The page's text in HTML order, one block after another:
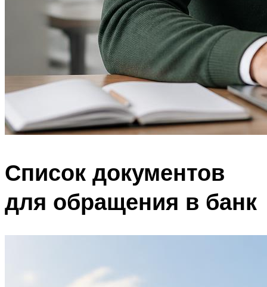
Список документов
для обращения в банк